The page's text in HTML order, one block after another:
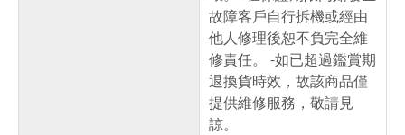
故障客戶自行拆機或經由
他人修理後恕不負完全維
修責任。 -如已超過鑑賞期
退換貨時效，故該商品僅
提供維修服務，敬請見
諒。